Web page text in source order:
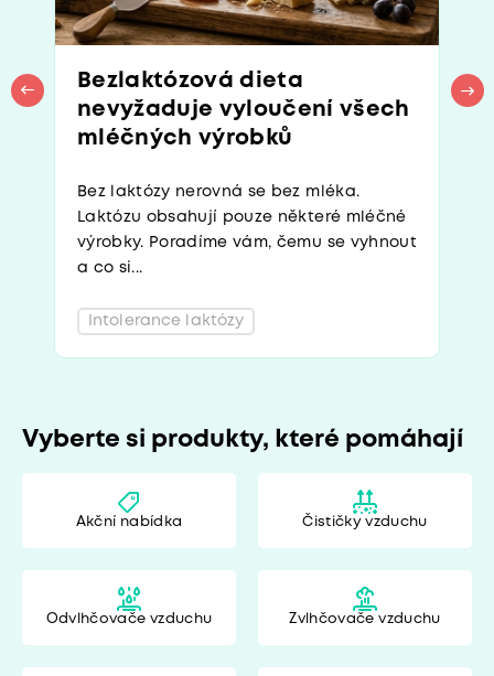
Bezlaktózová dieta
nevyžaduje vyloučení všech
mléčných výrobků
Bez laktózy nerovná se bez mléka.
Laktózu obsahují pouze některé mléčné
výrobky. Poradíme vám, čemu se vyhnout
a co si...
Intolerance laktózy
Vyberte si produkty, které pomáhají
Akční nabídka Čističky vzduchu
Odvlhčovače vzduchu Zvlhčovače vzduchu